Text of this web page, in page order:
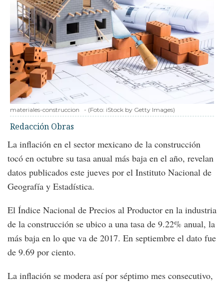
materiales-construccion - (Foto: iStock by Getty Images)
Redacción Obras
La inflación en el sector mexicano de la construcción
tocó en octubre su tasa anual más baja en el año, revelan
datos publicados este jueves por el Instituto Nacional de
Geografía y Estadística.
El Índice Nacional de Precios al Productor en la industria
de la construcción se ubico a una tasa de 9.22% anual, la
más baja en lo que va de 2017. En septiembre el dato fue
de 9.69 por ciento.
La inflación se modera así por séptimo mes consecutivo,